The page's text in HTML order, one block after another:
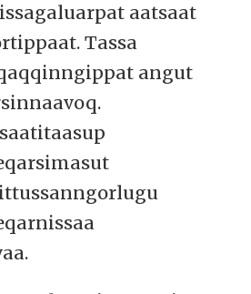
aatsaat
Tassa
angut